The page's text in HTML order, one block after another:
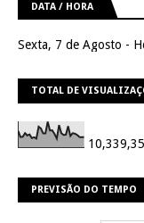
DATA / HORA
Sexta, 7 de Agosto -
TOTAL DE
PREVISÃO DO TEMPO